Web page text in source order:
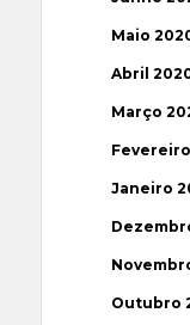
Maio
Abril
Março
Janeiro
Outubro